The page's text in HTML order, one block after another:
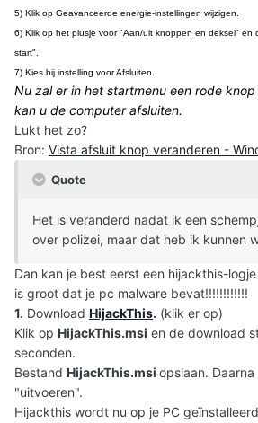
5) Klik op Geavanceerde energie-instellingen wijzigen.
6) Klik op het plusje voor "Aan/uit knoppen en deksel" en
start".
7) Kies bij instelling voor Afsluiten.
Nu zal er in het startmenu een rode
kan u de computer afsluiten.
Lukt het zo?
Bron: Vista afsluit knop veranderen -
Quote
Het is veranderd nadat ik een
over polizei, maar dat heb ik kunnen
Dan kan je best eerst een hijackthis-
is groot dat je pc malware bevat!!!!!!!!!!!!
1. Download HijackThis. (klik er op)
Klik op HijackThis.msi en de download
seconden.
Bestand HijackThis.msi opslaan.
"uitvoeren".
Hijackthis wordt nu op je PC